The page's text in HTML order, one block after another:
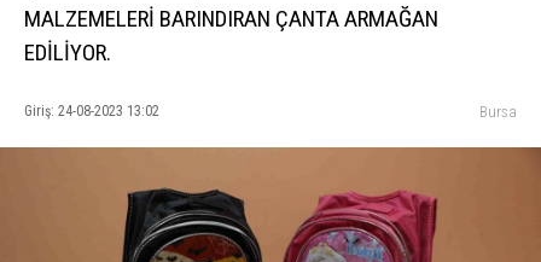
MALZEMELERİ BARINDIRAN ÇANTA ARMAĞAN
EDİLİYOR.
Giriş: 24-08-2023 13:02 Bursa